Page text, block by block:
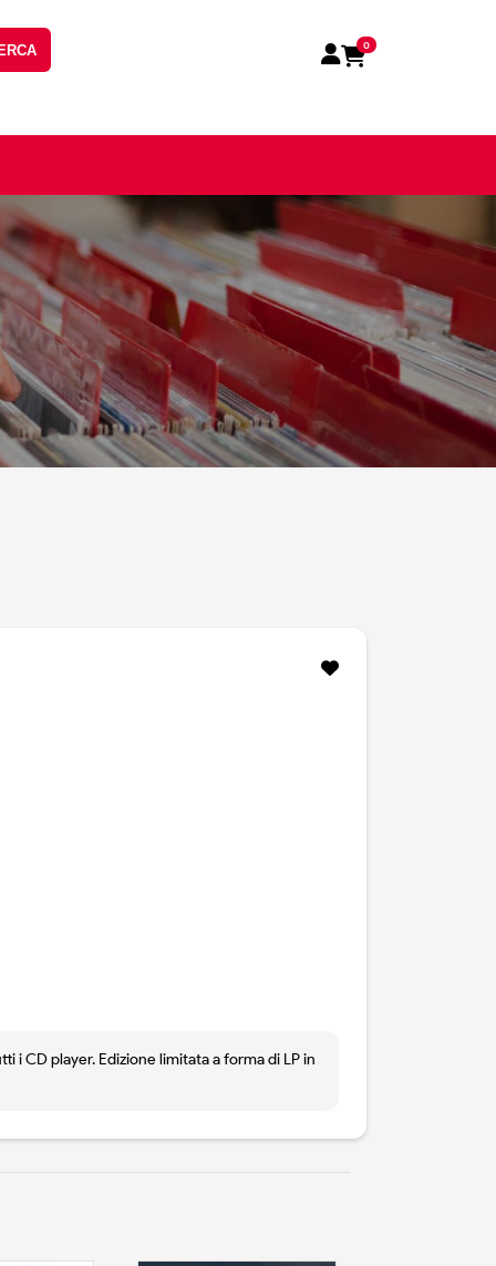
0
CD player. Edizione limitata a forma di LP in